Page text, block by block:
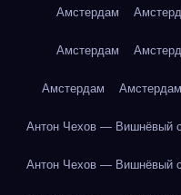
Амстердам
Амстердам
Амстердам Амстердам
Антон Чехов — Вишнёвый
Антон Чехов — Вишнёвый